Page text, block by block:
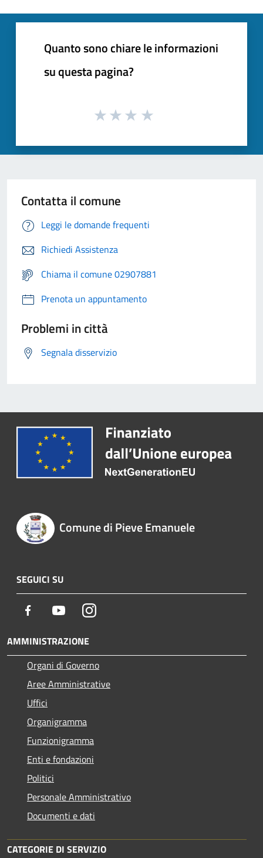
Quanto sono chiare le informazioni
su questa pagina?
Contatta il comune
Leggi le domande frequenti
Richiedi Assistenza
Chiama il comune 02907881
Prenota un appuntamento
Problemi in città
Segnala disservizio
Comune di Pieve Emanuele
SEGUICI SU
Facebook YoutubeInstagram
AMMINISTRAZIONE
Organi di Governo
Aree Amministrative
Uffici
Organigramma
Funzionigramma
Enti e fondazioni
Politici
Personale Amministrativo
Documenti e dati
CATEGORIE DI SERVIZIO